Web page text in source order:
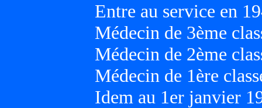
Entre au service en
Médecin de 3ème
Médecin de 2ème
Médecin de 1ère
Idem au 1er janvier